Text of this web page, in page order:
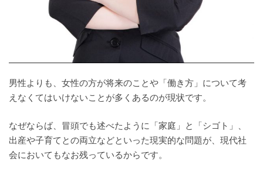
男性よりも、女性の方が将来のことや「働き方」について考
えなくてはいけないことが多くあるのが現状です。
なぜならば、冒頭でも述べたように「家庭」と「シゴト」、
出産や子育てとの両立などといった現実的な問題が、現代社
会においてもなお残っているからです。